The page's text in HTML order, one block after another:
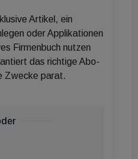
verwässert. Und
& Co hatte insgesamt
kommt der fast schon
Solarthermie und die
Wels nie richtig warm
Hallen
Artikel, ein
oder Applikationen
Firmenbuch nutzen
das richtige Abo-
Zwecke parat.